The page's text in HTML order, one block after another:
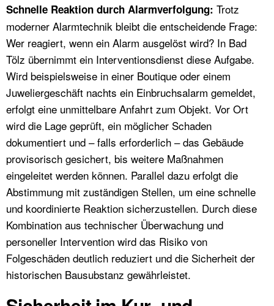
Schnelle Reaktion durch Alarmverfolgung: Trotz
moderner Alarmtechnik bleibt die entscheidende Frage:
Wer reagiert, wenn ein Alarm ausgelöst wird? In Bad
Tölz übernimmt ein Interventionsdienst diese Aufgabe.
Wird beispielsweise in einer Boutique oder einem
Juweliergeschäft nachts ein Einbruchsalarm gemeldet,
erfolgt eine unmittelbare Anfahrt zum Objekt. Vor Ort
wird die Lage geprüft, ein möglicher Schaden
dokumentiert und – falls erforderlich – das Gebäude
provisorisch gesichert, bis weitere Maßnahmen
eingeleitet werden können. Parallel dazu erfolgt die
Abstimmung mit zuständigen Stellen, um eine schnelle
und koordinierte Reaktion sicherzustellen. Durch diese
Kombination aus technischer Überwachung und
personeller Intervention wird das Risiko von
Folgeschäden deutlich reduziert und die Sicherheit der
historischen Bausubstanz gewährleistet.